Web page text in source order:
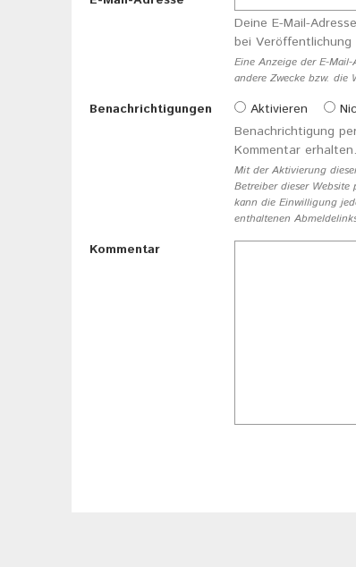
Deine E-Mail-
bei
Eine Anzeige der E-
andere Zwecke bzw. die
Benachrichtigungen Aktivieren
Benachrichtigung
Kommentar erhalten.
Mit der Aktivierung
Betreiber dieser
kann die Einwilligung
enthaltenen
Kommentar